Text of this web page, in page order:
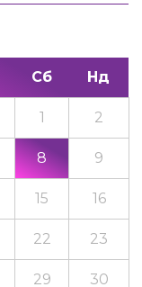
Сб Нд
1 2
8 9
15 16
22 23
29 30